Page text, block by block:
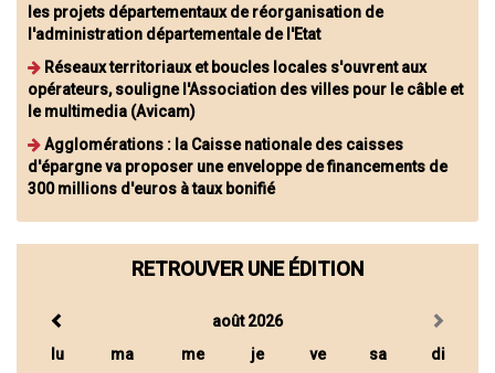
les projets départementaux de réorganisation de
l'administration départementale de l'Etat
Réseaux territoriaux et boucles locales s'ouvrent aux
opérateurs, souligne l'Association des villes pour le câble et
le multimedia (Avicam)
Agglomérations : la Caisse nationale des caisses
d'épargne va proposer une enveloppe de financements de
300 millions d'euros à taux bonifié
RETROUVER UNE ÉDITION
août 2026
lu
ma me je ve sa
di